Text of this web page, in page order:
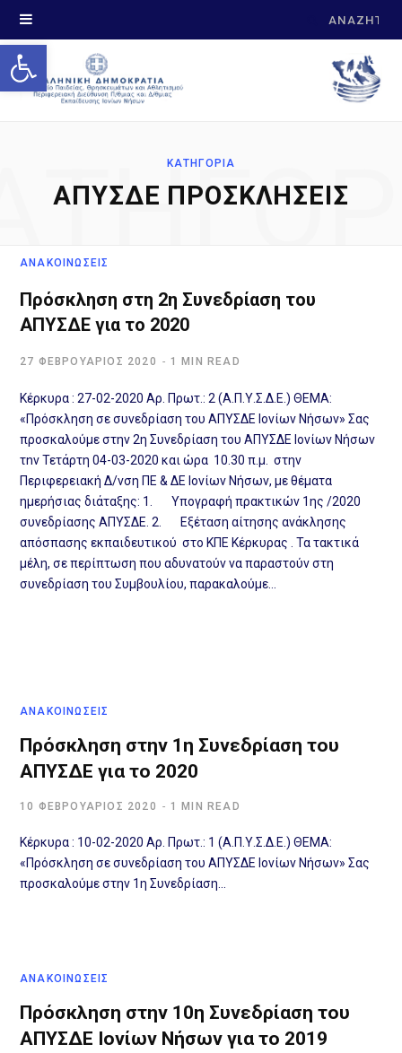
Open toolbar
Search
ΚΑΤΗΓΟΡΊΑ
ΑΠΥΣΔΕ ΠΡΟΣΚΛΉΣΕΙΣ
ΑΝΑΚΟΙΝΩΣΕΙΣ
Πρόσκληση στη 2η Συνεδρίαση του
ΑΠΥΣΔΕ για το 2020
27 ΦΕΒΡΟΥΆΡΙΟΣ 2020 1 MIN READ
Κέρκυρα : 27-02-2020 Αρ. Πρωτ.: 2 (Α.Π.Υ.Σ.Δ.Ε.) ΘΕΜΑ:
«Πρόσκληση σε συνεδρίαση του ΑΠΥΣΔΕ Ιονίων Νήσων» Σας
προσκαλούμε στην 2η Συνεδρίαση του ΑΠΥΣΔΕ Ιονίων Νήσων
τnν Τετάρτη 04-03-2020 και ώρα 10.30 π.μ. στην
Περιφερειακή Δ/νση ΠΕ & ΔΕ Ιονίων Νήσων, με θέματα
ημερήσιας διάταξης: 1. Υπογραφή πρακτικών 1ης /2020
συνεδρίασης ΑΠΥΣΔΕ. 2. Εξέταση αίτησης ανάκλησης
απόσπασης εκπαιδευτικού στο ΚΠΕ Κέρκυρας . Τα τακτικά
μέλη, σε περίπτωση που αδυνατούν να παραστούν στη
συνεδρίαση του Συμβουλίου, παρακαλούμε…
ΑΝΑΚΟΙΝΩΣΕΙΣ
Πρόσκληση στην 1η Συνεδρίαση του
ΑΠΥΣΔΕ για το 2020
10 ΦΕΒΡΟΥΆΡΙΟΣ 2020 1 MIN READ
Κέρκυρα : 10-02-2020 Αρ. Πρωτ.: 1 (Α.Π.Υ.Σ.Δ.Ε.) ΘΕΜΑ:
«Πρόσκληση σε συνεδρίαση του ΑΠΥΣΔΕ Ιονίων Νήσων» Σας
προσκαλούμε στην 1η Συνεδρίαση…
ΑΝΑΚΟΙΝΩΣΕΙΣ
Πρόσκληση στην 10η Συνεδρίαση του
ΑΠΥΣΔΕ Ιονίων Νήσων για το 2019